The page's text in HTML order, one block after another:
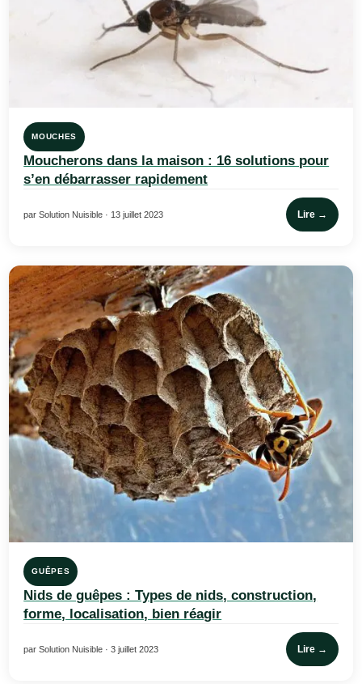
MOUCHES
Moucherons dans la maison : 16 solutions pour
s’en débarrasser rapidement
par Solution Nuisible · 13 juillet 2023 Lire →
GUÊPES
Nids de guêpes : Types de nids, construction,
forme, localisation, bien réagir
par Solution Nuisible · 3 juillet 2023 Lire →